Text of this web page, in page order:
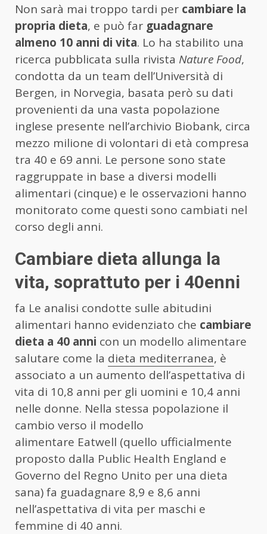
Non sarà mai troppo tardi per cambiare la
propria dieta, e può far guadagnare
almeno 10 anni di vita. Lo ha stabilito una
ricerca pubblicata sulla rivista Nature Food,
condotta da un team dell’Università di
Bergen, in Norvegia, basata però su dati
provenienti da una vasta popolazione
inglese presente nell’archivio Biobank, circa
mezzo milione di volontari di età compresa
tra 40 e 69 anni. Le persone sono state
raggruppate in base a diversi modelli
alimentari (cinque) e le osservazioni hanno
monitorato come questi sono cambiati nel
corso degli anni.
Cambiare dieta allunga la
vita, soprattuto per i 40enni
fa Le analisi condotte sulle abitudini
alimentari hanno evidenziato che cambiare
dieta a 40 anni con un modello alimentare
salutare come la dieta mediterranea, è
associato a un aumento dell’aspettativa di
vita di 10,8 anni per gli uomini e 10,4 anni
nelle donne. Nella stessa popolazione il
cambio verso il modello
alimentare Eatwell (quello ufficialmente
proposto dalla Public Health England e
Governo del Regno Unito per una dieta
sana) fa guadagnare 8,9 e 8,6 anni
nell’aspettativa di vita per maschi e
femmine di 40 anni.